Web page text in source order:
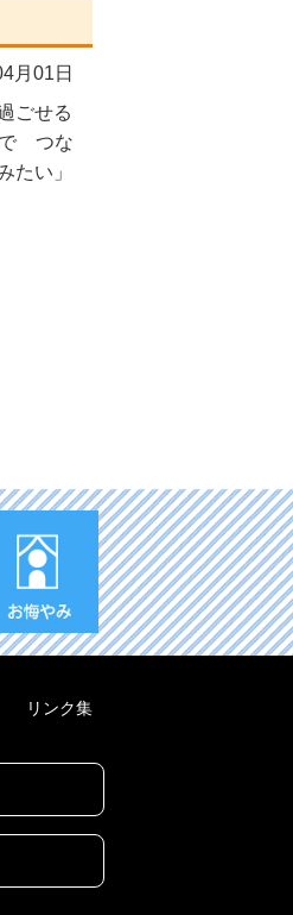
月01日
ごせる
で つな
たい」
リンク集